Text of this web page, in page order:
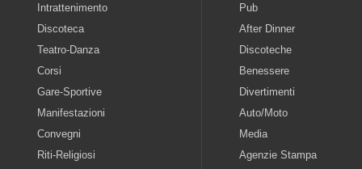
Intrattenimento
Discoteca
Teatro-Danza
Corsi
Gare-Sportive
Manifestazioni
Convegni
Riti-Religiosi
Pub
After Dinner
Discoteche
Benessere
Divertimenti
Auto/Moto
Media
Agenzie Stampa